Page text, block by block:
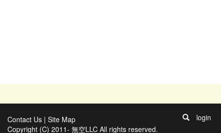
Contact Us | Site Map
Copyright (C) 2011- 無空LLC All rights reserved.
login